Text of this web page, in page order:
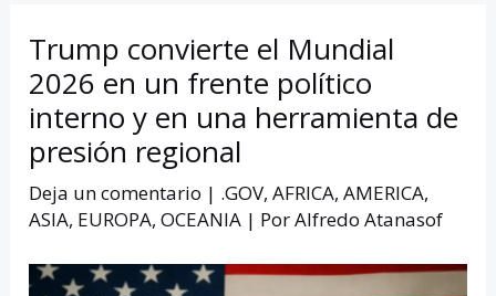
Trump convierte el Mundial
2026 en un frente político
interno y en una herramienta de
presión regional
Deja un comentario | .GOV,AFRICA,AMERICA,
ASIA, EUROPA,OCEANIA | PorAlfredo Atanasof